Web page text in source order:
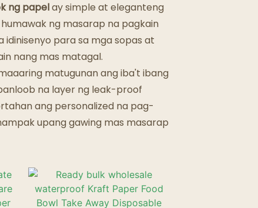
ng papelay simple at eleganteng
ng masarap na pagkain
idinisenyo para sa mga sopas at
nang mas matagal.
matugunan ang iba't ibang
na layer ng leak-proof
ang personalized na pag-
upang gawing mas masarap